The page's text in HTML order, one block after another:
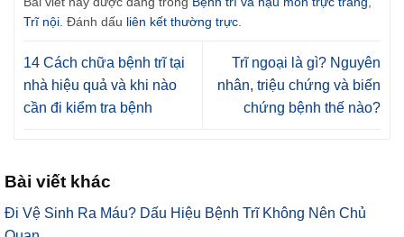
Trĩ nội . Đánh dấu liên kết thường trực
14 Cách chữa bệnh trĩ tại
nhà hiệu quả và khi nào
cần đi kiểm tra bệnh
Trĩ ngoại là gì? Nguyên
nhân, triệu chứng và biến
chứng bệnh thế nào?
Bài viết khác
Đi Vệ Sinh Ra Máu? Dấu Hiệu Bệnh Trĩ Không Nên Chủ